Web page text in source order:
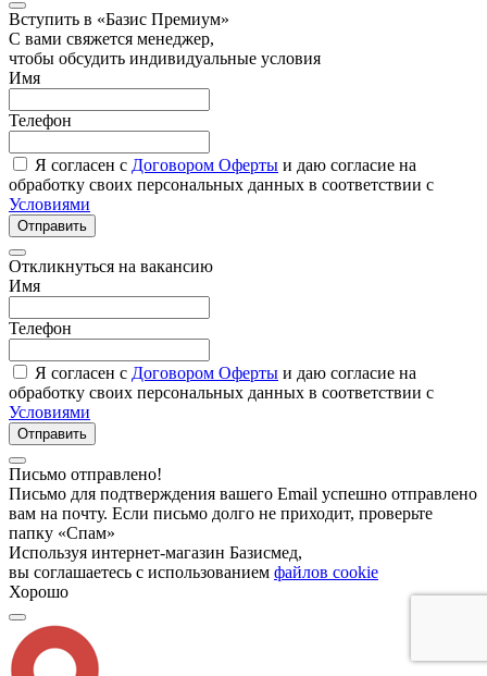
Вступить в «Базис Премиум»
С вами свяжется менеджер,
чтобы обсудить индивидуальные условия
Имя
Телефон
Я согласен с Договором Оферты и даю согласие на
обработку своих персональных данных в соответствии с
Условиями
Отправить
Откликнуться на вакансию
Имя
Телефон
Я согласен с Договором Оферты и даю согласие на
обработку своих персональных данных в соответствии с
Условиями
Отправить
Письмо отправлено!
Письмо для подтверждения вашего Email успешно отправлено
вам на почту. Если письмо долго не приходит, проверьте
папку «Спам»
Используя интернет-магазин Базисмед,
вы соглашаетесь с использованием файлов cookie
Хорошо